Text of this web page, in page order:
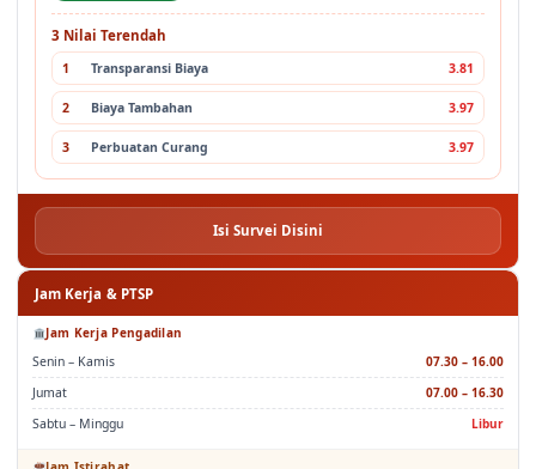
A — Sangat Baik
3 Nilai Terendah
1 Transparansi Biaya 3.81
2 Biaya Tambahan 3.97
3 Perbuatan Curang 3.97
Isi Survei Disini
Jam Kerja & PTSP
Jam Kerja Pengadilan
Senin – Kamis
07.30 – 16.00
Jumat
07.00 – 16.30